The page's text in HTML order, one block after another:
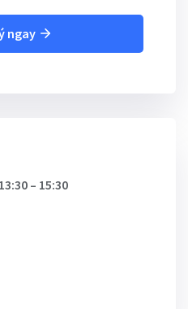
ngay
– 15:30